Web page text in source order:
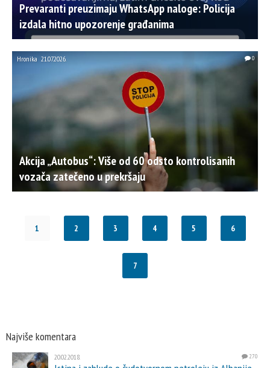
Prevaranti preuzimaju WhatsApp naloge: Policija
izdala hitno upozorenje građanima
Akcija „Autobus“: Više od 60 odsto kontrolisanih
vozača zatečeno u prekršaju
Hronika 21.07.2026. 0
1 2 3 4 5 6
7
Najviše komentara
20.02.2018. 270